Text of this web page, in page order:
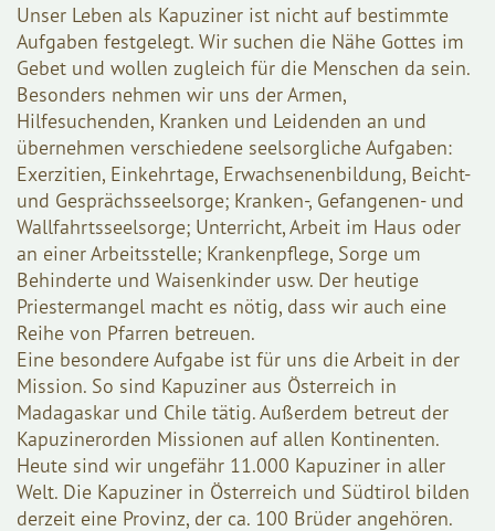
Unser Leben als Kapuziner ist nicht auf bestimmte
Aufgaben festgelegt. Wir suchen die Nähe Gottes im
Gebet und wollen zugleich für die Menschen da sein.
Besonders nehmen wir uns der Armen,
Hilfesuchenden, Kranken und Leidenden an und
übernehmen verschiedene seelsorgliche Aufgaben:
Exerzitien, Einkehrtage, Erwachsenenbildung, Beicht-
und Gesprächsseelsorge; Kranken-, Gefangenen- und
Wallfahrtsseelsorge; Unterricht, Arbeit im Haus oder
an einer Arbeitsstelle; Krankenpflege, Sorge um
Behinderte und Waisenkinder usw. Der heutige
Priestermangel macht es nötig, dass wir auch eine
Reihe von Pfarren betreuen.
Eine besondere Aufgabe ist für uns die Arbeit in der
Mission. So sind Kapuziner aus Österreich in
Madagaskar und Chile tätig. Außerdem betreut der
Kapuzinerorden Missionen auf allen Kontinenten.
Heute sind wir ungefähr 11.000 Kapuziner in aller
Welt. Die Kapuziner in Österreich und Südtirol bilden
derzeit eine Provinz, der ca. 100 Brüder angehören.